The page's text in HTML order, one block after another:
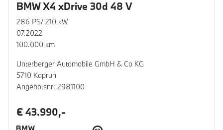
BMW X4 xDrive 30d 48 V
286 PS/ 210 kW
07.2022
100.000 km
Unterberger Automobile GmbH & Co KG
5710 Kaprun
Angebotsnr: 2981100
€ 43.990,-